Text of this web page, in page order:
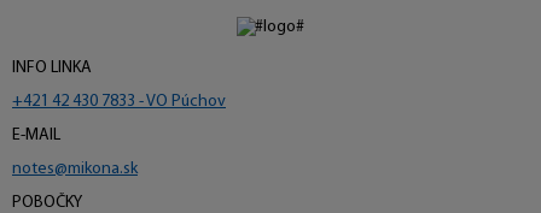
INFO LINKA
+421 42 430 7833 - VO Púchov
E-MAIL
notes@mikona.sk
POBOČKY